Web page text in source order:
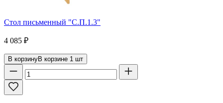
Стол письменный "С.П.1.3"
4 085 ₽
В корзинуВ корзине 1 шт